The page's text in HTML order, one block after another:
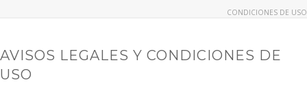
CONDICIONES DE USO
AVISOS LEGALES Y CONDICIONES DE
USO